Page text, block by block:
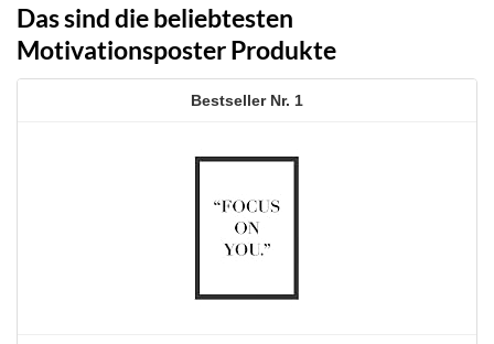
Das sind die beliebtesten
Motivationsposter Produkte
1